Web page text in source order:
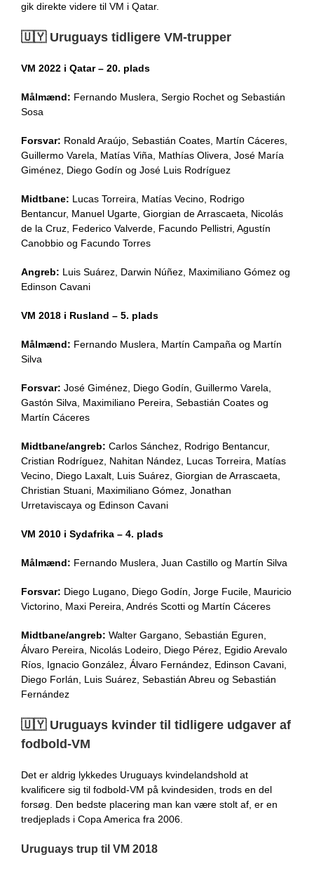
gik direkte videre til VM i Qatar.
🇺🇾​​ Uruguays tidligere VM-trupper
VM 2022 i Qatar – 20. plads
Målmænd: Fernando Muslera, Sergio Rochet og Sebastián
Sosa
Forsvar: Ronald Araújo, Sebastián Coates, Martín Cáceres,
Guillermo Varela, Matías Viña, Mathías Olivera, José María
Giménez, Diego Godín og José Luis Rodríguez
Midtbane: Lucas Torreira, Matías Vecino, Rodrigo
Bentancur, Manuel Ugarte, Giorgian de Arrascaeta, Nicolás
de la Cruz, Federico Valverde, Facundo Pellistri, Agustín
Canobbio og Facundo Torres
Angreb: Luis Suárez, Darwin Núñez, Maximiliano Gómez og
Edinson Cavani
VM 2018 i Rusland – 5. plads
Målmænd: Fernando Muslera, Martín Campaña og Martín
Silva
Forsvar: José Giménez, Diego Godín, Guillermo Varela,
Gastón Silva, Maximiliano Pereira, Sebastián Coates og
Martín Cáceres
Midtbane/angreb: Carlos Sánchez, Rodrigo Bentancur,
Cristian Rodríguez, Nahitan Nández, Lucas Torreira, Matías
Vecino, Diego Laxalt, Luis Suárez, Giorgian de Arrascaeta,
Christian Stuani, Maximiliano Gómez, Jonathan
Urretaviscaya og Edinson Cavani
VM 2010 i Sydafrika – 4. plads
Målmænd: Fernando Muslera, Juan Castillo og Martín Silva
Forsvar: Diego Lugano, Diego Godín, Jorge Fucile, Mauricio
Victorino, Maxi Pereira, Andrés Scotti og Martín Cáceres
Midtbane/angreb: Walter Gargano, Sebastián Eguren,
Álvaro Pereira, Nicolás Lodeiro, Diego Pérez, Egidio Arevalo
Ríos, Ignacio González, Álvaro Fernández, Edinson Cavani,
Diego Forlán, Luis Suárez, Sebastián Abreu og Sebastián
Fernández
🇺🇾​​ Uruguays kvinder til tidligere udgaver af
fodbold-VM
Det er aldrig lykkedes Uruguays kvindelandshold at
kvalificere sig til fodbold-VM på kvindesiden, trods en del
forsøg. Den bedste placering man kan være stolt af, er en
tredjeplads i Copa America fra 2006.
Uruguays trup til VM 2018